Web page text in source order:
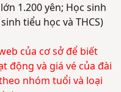
1.200 yên; Học sinh
tiểu học và THCS)
của cơ sở để biết
động và giá vé của đài
nhóm tuổi và loại